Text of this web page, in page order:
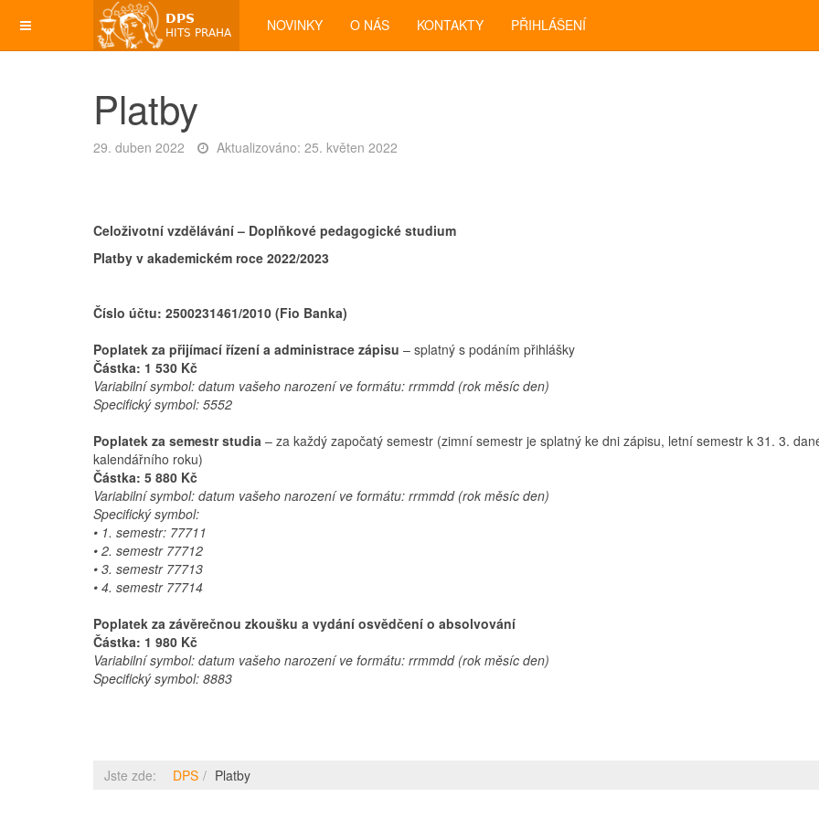
NOVINKY O NÁS KONTAKTY PŘIHLÁŠENÍ
Platby
29. duben 2022 Aktualizováno: 25. květen 2022
Celoživotní vzdělávání – Doplňkové pedagogické studium
Platby v akademickém roce 2022/2023
Číslo účtu: 2500231461/2010 (Fio Banka)
Poplatek za přijímací řízení a administrace zápisu – splatný s podáním přihlášky
Částka: 1 530 Kč
Variabilní symbol: datum vašeho narození ve formátu: rrmmdd (rok měsíc den)
Specifický symbol: 5552
Poplatek za semestr studia – za každý započatý semestr (zimní semestr je splatný ke dni zápisu, letní semestr k 31. 3.
kalendářního roku)
Částka: 5 880 Kč
Variabilní symbol: datum vašeho narození ve formátu: rrmmdd (rok měsíc den)
Specifický symbol:
• 1. semestr: 77711
• 2. semestr 77712
• 3. semestr 77713
• 4. semestr 77714
Poplatek za závěrečnou zkoušku a vydání osvědčení o absolvování
Částka: 1 980 Kč
Variabilní symbol: datum vašeho narození ve formátu: rrmmdd (rok měsíc den)
Specifický symbol: 8883
Jste zde: DPS Platby